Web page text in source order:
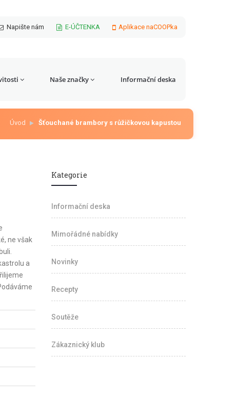
Napište nám E-ÚČTENKA Aplikace naCOOPka
Naše značky Informační deska
Úvod Šťouchané brambory s růžičkovou kapustou
ne však
a
Kategorie
Informační deska
Mimořádné nabídky
Novinky
Recepty
Soutěže
Zákaznický klub